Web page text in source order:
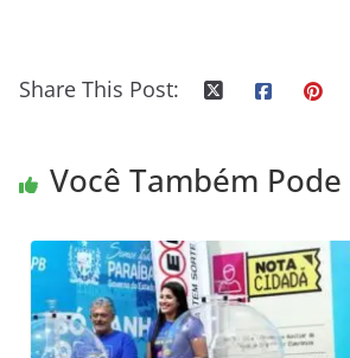
Share This Post:
Você Também